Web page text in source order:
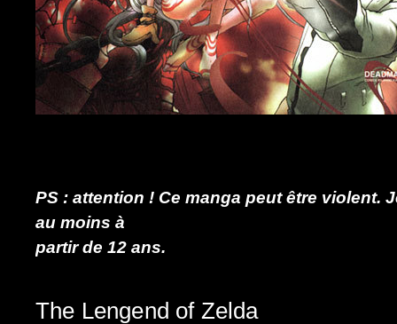
PS : attention ! Ce manga peut être violent.
au moins à
partir de 12 ans.
The Lengend of Zelda